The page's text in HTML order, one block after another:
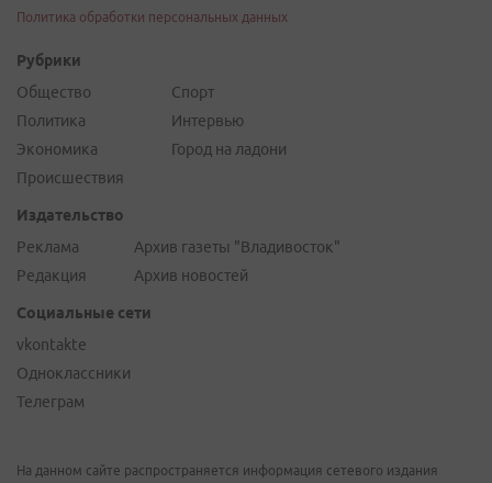
Политика обработки персональных данных
Рубрики
Общество
Политика
Экономика
Происшествия
Спорт
Интервью
Город на ладони
Издательство
Реклама
Редакция
Архив газеты "Владивосток"
Архив новостей
Социальные сети
vkontakte
Одноклассники
Телеграм
На данном сайте распространяется информация сетевого издания